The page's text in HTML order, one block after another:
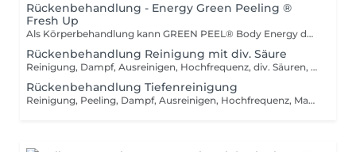
Rückenbehandlung - Energy Green Peeling ®
Fresh Up
Als Körperbehandlung kann GREEN PEEL® Body Energy durchgeführt werden mit: Rückenakne Keratosis pilaris Hyperpigmentierungen
Rückenbehandlung Reinigung mit div. Säure
Reinigung, Dampf, Ausreinigen, Hochfrequenz, div. Säuren, Maske, Abschlusspflege. Wir empfehlen diese Behandlung von NOVEMBER - APRIL zu machen.
Rückenbehandlung Tiefenreinigung
Reinigung, Peeling, Dampf, Ausreinigen, Hochfrequenz, Maske, Abschlusspflege